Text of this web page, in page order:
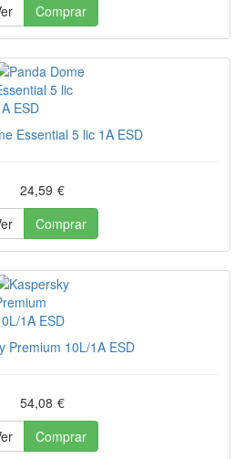
Comprar
Essential 5 lic 1A ESD
24,59 €
Comprar
Premium 10L/1A ESD
54,08 €
Comprar